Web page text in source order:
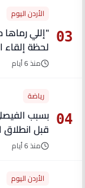
03
الأردن اليوم
لحظة إلقاء
منذ 6 أيام
04
رياضة
قبل
منذ 6 أيام
الأردن اليوم